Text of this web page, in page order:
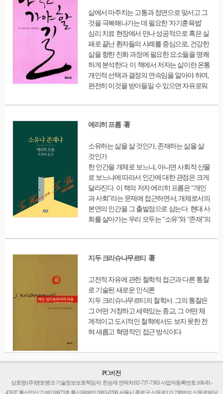
서 이야기하고 있는 '사랑의 기술'을 실천하면
서 살았는지 등에 대한 우리의 의문을 풀어준
다. 관련 사진도 담아냈다.
삶에서 마주치는 고통과 정면으로 맞서고 그
것을 극복해나가는 데 필요한 '자기훈육법'
심리 치료 현장에서 만나 성공적으로 혹은 실
패로 끝난 환자들의 사례를 중심으로, 건강한
삶을 향한 진화 과정에 필요한 요소들을 명쾌
하게 분석한다. 이 책에서 저자는 삶이란 온통
개인적 선택과 결정의 연속임을 알아야 하며,
완전히 이것을 받아들일 수 있으면 자유로워
금까지도 전 세계인의 사랑을 받고 있는 이 책
그것을 극복해나가는 데 필요한 ‘자기훈육
대로 정신과 치료를 받으러 오는 정신질환자
를 오히려 의지가 강한, 영적 성장 가능성이
높은 사람으로 본다. 정신 질환과 직면하고 전
적으로 그에 따른 책임을 지고 그것을 극복하
려고 스스로 변화를 일으키는 사람이야말로
이제까지와는 전혀 다른 새로운 세상에서 살
수 있다는 것이다. 저자는 ‘내 우울증과 나를
공격한 불안은 최고의 경험이었다.’고 말하며,
는 저마다의 삶을 대입하고 비교해볼 수 있을
것이다. 그리하여 삶은 끝나는 그 순간까지 성
아직도 가야 할 길임을 깨달을 수 있다.
에리히 프롬 著
소유하는 삶을 살 것인가, 존재하는 삶을 살
것인가
한 인간을 개체로 보느냐, 아니면 사회적 산물
로 보느냐에 따라서 인간에 대한 관점은 크게
달라진다. 이 책의 저자 에리히 프롬은 “개인
과 사회”라는 문제에 접근하면서, 개체로서의
본연의 인간을 그 출발점으로 삼는다. 현대 사
회를 살아가는 우리 모두는 “소유”와 “존재”의
자들에게 그런 문제에 어떻게 대응할 것인가
이다. 이 책 「소유냐 존재냐」는, 특히 프롬
저자는 전문적인 학문적 자료를 피하면서 일
목요연하고 읽기 쉽도록, 그가 이전의 저술들
에서 한층 엄밀하게 (때로는 장황하게) 파고
들었던 사유의 과정을 이 책 안에 요약하고 있
다. 나아가 새로운 시각에서 간결하면서도 압
축된 형태로 자신의 고백의 다양한 단편들을
가 한층 관용을 알고 도움을 주며 욕구를 모르
고 평화를 사랑하는 인간이 되도록 기여한 저
지두 크리슈나무르티 著
고전적 자유에 관한 철학적 접근과 다른 통찰
로 기술된 새로운 인식론
지두 크리슈나무르티의 철학서. 그의 통찰은
그 어떤 거창하고 세력있는 종교, 그 어떤 체
계적이고 도시적인 철학에서도 보지 못한 전
혀 새롭고 혁명적인 접근 방식이다.
PC버전
상호명:(주)멘토뱅크 기술정보보호책임자: 한승재 연락처:02-737-7365 사업자등록번호:106-81-
47637 통신업신고:제110673호 통신판매업:2003-0708 서울시 종로구 신문로1가 238번지 신문로빌딩